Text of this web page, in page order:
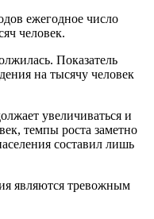
ежегодное число
человек.
Показатель
на тысячу человек
увеличиваться и
темпы роста заметно
составил лишь
являются тревожным